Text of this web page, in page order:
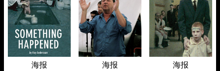
海报 海报 海报